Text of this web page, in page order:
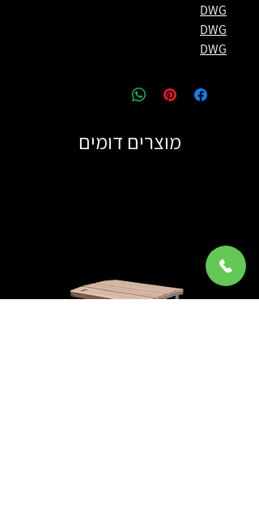
DWG
DWG
DWG
מוצרים דומים